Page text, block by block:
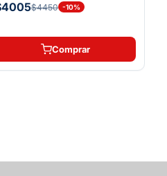
$4450 -10%
Comprar